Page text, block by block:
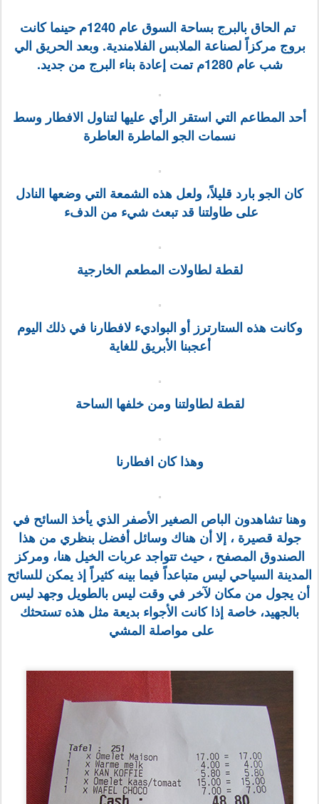
تم الحاق بالبرج بساحة السوق عام 1240م حينما كانت
بروج مركزاً لصناعة الملابس الفلامندية. وبعد الحريق الي
شب عام 1280م تمت إعادة بناء البرج من جديد.
أحد المطاعم التي استقر الرأي عليها لتناول الافطار وسط
نسمات الجو الماطرة العاطرة
كان الجو بارد قليلاً، ولعل هذه الشمعة التي وضعها النادل
على طاولتنا قد تبعث شيء من الدفء
لقطة لطاولات المطعم الخارجية
وكانت هذه الستارترز أو البواديء لافطارنا في ذلك اليوم
أعجبنا الأبريق للغاية
لقطة لطاولتنا ومن خلفها الساحة
وهذا كان افطارنا
وهنا تشاهدون الباص الصغير الأصفر الذي يأخذ السائح في
جولة قصيرة ، إلا أن هناك وسائل أفضل بنظري من هذا
الصندوق المصفح ، حيث تتواجد عربات الخيل هنا، ومركز
المدينة السياحي ليس متباعداً فيما بينه كثيراً إذ يمكن للسائح
أن يجول من مكان لآخر في وقت ليس بالطويل وجهد ليس
بالجهيد، خاصة إذا كانت الأجواء بديعة مثل هذه تستحثك
على مواصلة المشي